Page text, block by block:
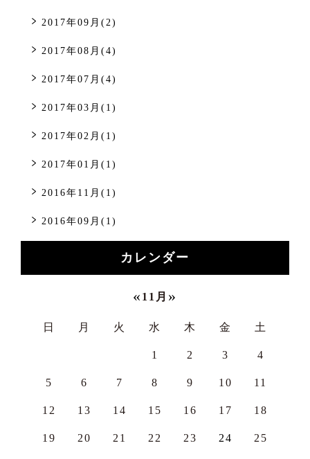
2017年09月(2)
2017年08月(4)
2017年07月(4)
2017年03月(1)
2017年02月(1)
2017年01月(1)
2016年11月(1)
2016年09月(1)
カレンダー
« 11月 »
日 月 火 水 木 金 土
1 2 3 4
5 6 7 8 9 10 11
12 13 14 15 16 17 18
19 20 21 22 23 24 25